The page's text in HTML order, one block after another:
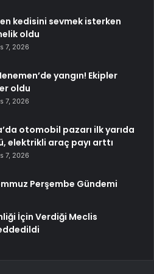
kedisini sevmek isterken
oldu
7, 2026
yangın! Ekipler
oldu
7, 2026
otomobil pazarı ilk yarıda
elektrikli araç payı arttı
7, 2026
Perşembe Gündemi
İçin Verdiği Meclis